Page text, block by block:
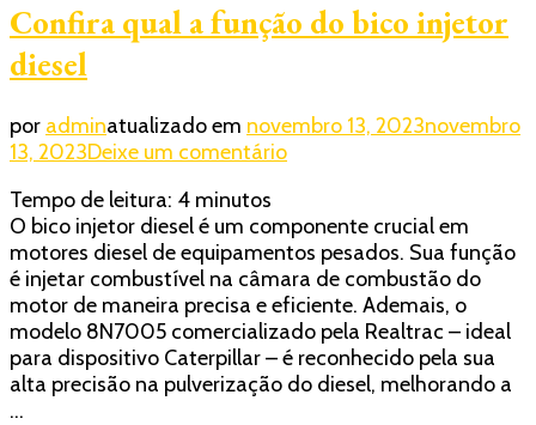
Confira qual a função do bico injetor
diesel
por adminatualizado em novembro 13, 2023novembro
13, 2023Deixe um comentárioem
a
função
do
bico
injetor
diesel
Tempo de leitura: 4 minutos
O bico injetor diesel é um componente crucial em
motores diesel de equipamentos pesados. Sua função
é injetar combustível na câmara de combustão do
motor de maneira precisa e eficiente. Ademais, o
modelo 8N7005 comercializado pela Realtrac – ideal
para dispositivo Caterpillar – é reconhecido pela sua
alta precisão na pulverização do diesel, melhorando a
…